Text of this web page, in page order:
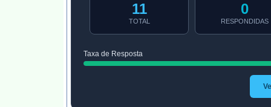
11
TOTAL
0
RESPONDIDAS
Taxa de Resposta